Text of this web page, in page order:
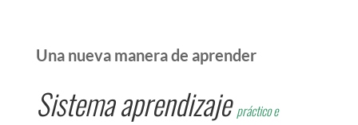
Una nueva manera de aprender
Sistema aprendizaje práctico e